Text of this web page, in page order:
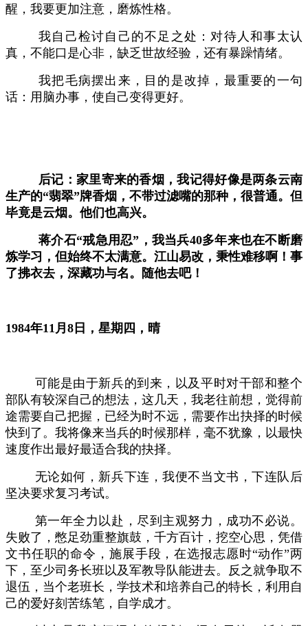
醒，我要更加注意，磨炼性格。
我自己检讨自己的不足之处：对待人和事太认
真，不能口是心非，缺乏世故经验，还有暴躁情绪。
我把毛病摆出来，目的是改掉，最重要的一句
话：用脑办事，使自己变得更好。
后记：家里寄来的香烟，我记得好像是两条云南
生产的“翡翠”牌香烟，不带过滤嘴的那种，很普通。但
毕竟是云烟。他们也高兴。
蒋介石“戒急用忍”，我当兵40多年来也在不断磨
炼学习，但始终不太满意。江山易改，秉性难移啊！事
了拂衣去，深藏功与名。随他去吧！
1984年11月 8日，星期四，晴
可能是由于新兵的到来，以及平时对干部和整个
部队有较深自己的想法，这几天，我老往前想，觉得前
途需要自己把握，已经为时不远，需要作出抉择的时候
快到了。我将像来当兵的时候那样，毫不犹豫，以最快
速度作出最好最适合我的抉择。
无论如何，新兵下连，我便不当文书，下连队后
坚决要求复习考试。
第一年全力以赴，尽到主观努力，成功不必说。
失败了，憋足劲重整旗鼓，千方百计，挖空心思，凭借
文书任职的命令，施展手段，在选报志愿时“动作”两
下，至少司务长班以及军教导队能进去。反之就争取不
退伍，当个老班长，学技术和培养自己的特长，利用自
己的爱好刻苦练笔，自学成才。